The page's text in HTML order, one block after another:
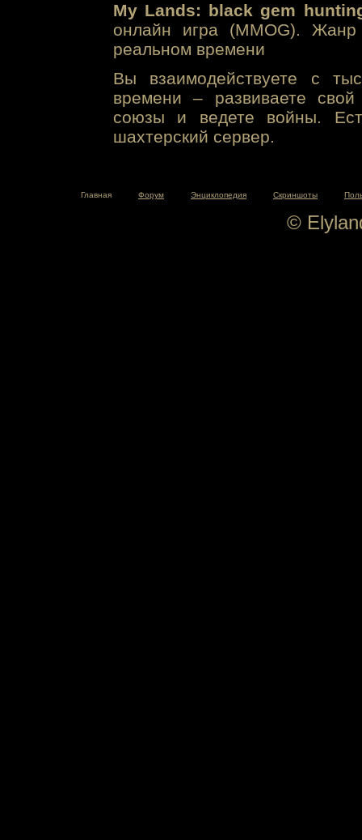
My Lands: black gem
онлайн игра (MMOG). Жанр
реальном времени
Вы взаимодействуете с
времени – развиваете свой
союзы и ведете войны.
шахтерский сервер.
Главная Форум Энциклопедия Скриншоты
©